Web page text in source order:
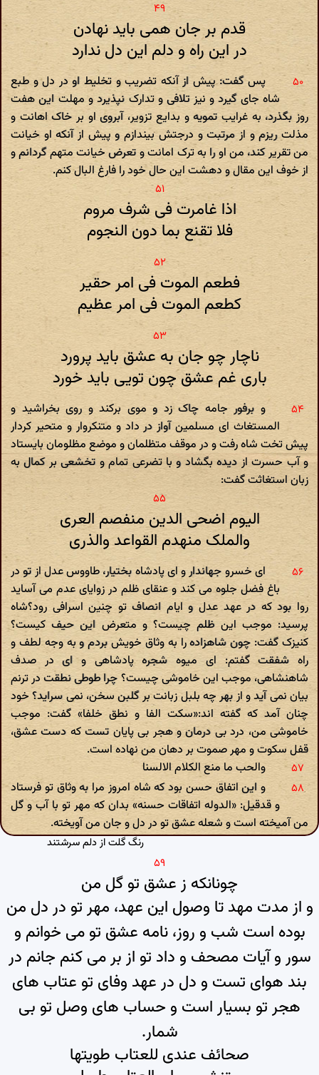
قدم بر جان همی باید نهادن
در این راه و دلم این دل ندارد
پس گفت: پیش از آنکه تضریب و تخلیط او در دل و طبع
شاه جای گیرد و نیز تلافی و تدارک نپذیرد و مهلت این هفت
روز بگذرد، به غرایب تمویه و بدایع تزویر، آبروی او بر خاک اهانت و
مذلت ریزم و از مرتبت و درجتش بیندازم و پیش از آنکه او خیانت
من تقریر کند، من او را به ترک امانت و تعرض خیانت متهم گردانم و
از خوف این مقال و دهشت این حال خود را فارغ البال کنم.
اذا غامرت فی شرف مروم
فلا تقنع بما دون النجوم
فطعم الموت فی امر حقیر
کطعم الموت فی امر عظیم
ناچار چو جان به عشق باید پرورد
باری غم عشق چون تویی باید خورد
و برفور جامه چاک زد و موی برکند و روی بخراشید و
المستغاث ای مسلمین آواز در داد و متنکروار و متحیر کردار
پیش تخت شاه رفت و در موقف متظلمان و موضع مظلومان بایستاد
و آب حسرت از دیده بگشاد و با تضرعی تمام و تخشعی بر کمال به
زبان استغاثت گفت:
الیوم اضحی الدین منفصم العری
والملک منهدم القواعد والذری
ای خسرو جهاندار و ای پادشاه بختیار، طاووس عدل از تو در
باغ فضل جلوه می کند و عنقای ظلم در زوایای عدم می آساید
روا بود که در عهد عدل و ایام انصاف تو چنین اسرافی رود؟شاه
پرسید: موجب این ظلم چیست؟ و متعرض این حیف کیست؟
کنیزک گفت: چون شاهزاده را به وثاق خویش بردم و به وجه لطف و
راه شفقت گفتم: ای میوه شجره پادشاهی و ای در صدف
شاهنشاهی، موجب این خاموشی چیست؟ چرا طوطی نطقت در ترنم
بیان نمی آید و از بهر چه بلبل زبانت بر گلبن سخن، نمی سراید؟ خود
چنان آمد که گفته اند:«سکت الفا و نطق خلفا» گفت: موجب
خاموشی من، درد بی درمان و هجر بی پایان تست که دست عشق،
قفل سکوت و مهر صموت بر دهان من نهاده است.
والحب ما منع الکلام الالسنا
و این اتفاق حسن بود که شاه امروز مرا به وثاق تو فرستاد
و قدقیل: «الدوله اتفاقات حسنه» بدان که مهر تو با آب و گل
من آمیخته است و شعله عشق تو در دل و جان من آویخته.
رنگ گلت از دلم سرشتند
چونانکه ز عشق تو گل من
و از مدت مهد تا وصول این عهد، مهر تو در دل من
بوده است شب و روز، نامه عشق تو می خوانم و
سور و آیات مصحف و داد تو از بر می کنم جانم در
بند هوای تست و دل در عهد وفای تو عتاب های
هجر تو بسیار است و حساب های وصل تو بی
شمار.
صحائف عندی للعتاب طویتها